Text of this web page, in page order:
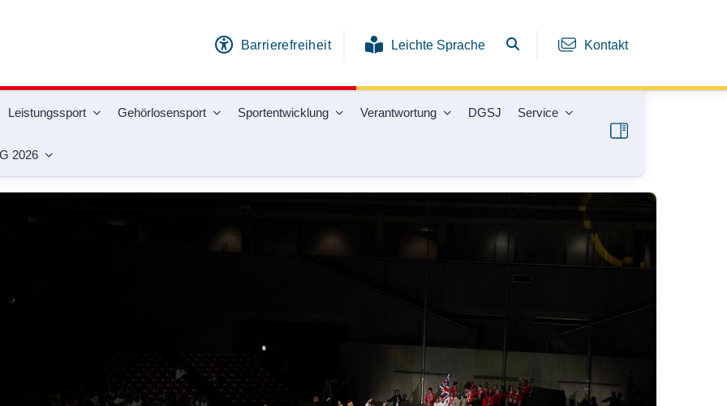
Barrierefreiheit Leichte Sprache Kontakt
Leistungssport Gehörlosensport Sportentwicklung Verantwortung DGSJ Service
2026